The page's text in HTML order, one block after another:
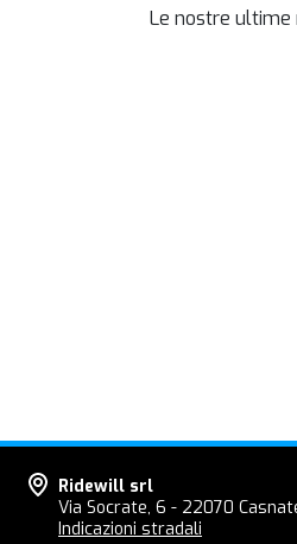
Le nostre ultime
Ridewill srl
Via Socrate, 6 - 22070
Indicazioni stradali